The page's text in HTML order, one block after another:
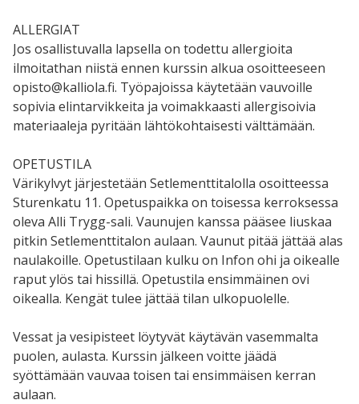
ALLERGIAT
Jos osallistuvalla lapsella on todettu allergioita
ilmoitathan niistä ennen kurssin alkua osoitteeseen
opisto@kalliola.fi. Työpajoissa käytetään vauvoille
sopivia elintarvikkeita ja voimakkaasti allergisoivia
materiaaleja pyritään lähtökohtaisesti välttämään.
OPETUSTILA
Värikylvyt järjestetään Setlementtitalolla osoitteessa
Sturenkatu 11. Opetuspaikka on toisessa kerroksessa
oleva Alli Trygg-sali. Vaunujen kanssa pääsee liuskaa
pitkin Setlementtitalon aulaan. Vaunut pitää jättää alas
naulakoille. Opetustilaan kulku on Infon ohi ja oikealle
raput ylös tai hissillä. Opetustila ensimmäinen ovi
oikealla. Kengät tulee jättää tilan ulkopuolelle.
Vessat ja vesipisteet löytyvät käytävän vasemmalta
puolen, aulasta. Kurssin jälkeen voitte jäädä
syöttämään vauvaa toisen tai ensimmäisen kerran
aulaan.